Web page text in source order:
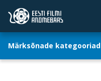
Märksõnade kategooriad